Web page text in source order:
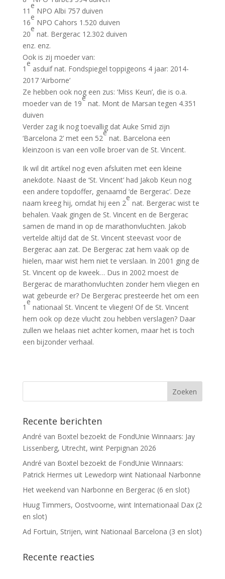
11
e
NPO Albi 757 duiven
16
e
NPO Cahors 1.520 duiven
20
e
nat. Bergerac 12.302 duiven
enz. enz.
Ook is zij moeder van:
1
e
asduif nat. Fondspiegel toppigeons 4 jaar: 2014-
2017 ‘Airborne’
Ze hebben ook nog een zus: ‘Miss Keun’, die is o.a.
moeder van de 19
e
nat. Mont de Marsan tegen 4.351
duiven
Verder zag ik nog toevallig dat Auke Smid zijn
‘Barcelona 2’ met een 52
e
nat. Barcelona een
kleinzoon is van een volle broer van de St. Vincent.
Ik wil dit artikel nog even afsluiten met een kleine
anekdote. Naast de ‘St. Vincent’ had Jakob Keun nog
een andere topdoffer, genaamd ‘de Bergerac’. Deze
naam kreeg hij, omdat hij een 2
e
nat. Bergerac wist te
behalen. Vaak gingen de St. Vincent en de Bergerac
samen de mand in op de marathonvluchten. Jakob
vertelde altijd dat de St. Vincent steevast voor de
Bergerac aan zat. De Bergerac zat hem vaak op de
hielen, maar wist hem niet te verslaan. In 2001 ging de
St. Vincent op de kweek… Dus in 2002 moest de
Bergerac de marathonvluchten zonder hem vliegen en
wat gebeurde er? De Bergerac presteerde het om een
1
e
nationaal St. Vincent te vliegen! Of de St. Vincent
hem ook op deze vlucht zou hebben verslagen? Daar
zullen we helaas niet achter komen, maar het is toch
een bijzonder verhaal.
Recente berichten
André van Boxtel bezoekt de FondUnie Winnaars: Jay
Lissenberg, Utrecht, wint Perpignan 2026
André van Boxtel bezoekt de FondUnie Winnaars:
Patrick Hermes uit Lewedorp wint Nationaal Narbonne
Het weekend van Narbonne en Bergerac (6 en slot)
Huug Timmers, Oostvoorne, wint Internationaal Dax (2
en slot)
Ad Fortuin, Strijen, wint Nationaal Barcelona (3 en slot)
Recente reacties